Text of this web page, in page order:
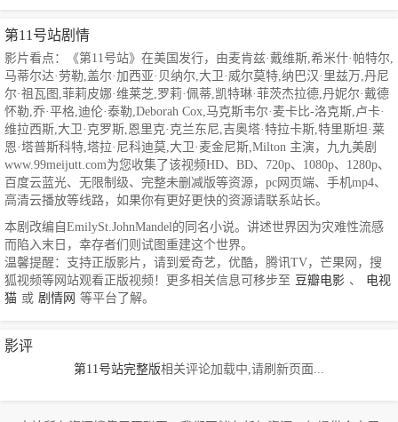
第11号站剧情
影片看点：《第11号站》在美国发行，由麦肯兹·戴维斯,希米什·帕特尔,
马蒂尔达·劳勒,盖尔·加西亚·贝纳尔,大卫·威尔莫特,纳巴汉·里兹万,丹尼
尔·祖瓦图,菲莉皮娜·维莱芝,罗莉·佩蒂,凯特琳·菲茨杰拉德,丹妮尔·戴德
怀勒,乔·平格,迪伦·泰勒,Deborah Cox,马克斯韦尔·麦卡比-洛克斯,卢卡·
维拉西斯,大卫·克罗斯,恩里克·克兰东尼,吉奥塔·特拉卡斯,特里斯坦·莱
恩·塔普斯科特,塔拉·尼科迪莫,大卫·麦金尼斯,Milton 主演，九九美剧
www.99meijutt.com为您收集了该视频HD、BD、720p、1080p、1280p、
百度云蓝光、无限制级、完整未删减版等资源，pc网页端、手机mp4、
高清云播放等线路，如果你有更好更快的资源请联系站长。
本剧改编自EmilySt.JohnMandel的同名小说。讲述世界因为灾难性流感
而陷入末日，幸存者们则试图重建这个世界。
温馨提醒：支持正版影片，请到爱奇艺，优酷，腾讯TV，芒果网，搜
狐视频等网站观看正版视频！更多相关信息可移步至 豆瓣电影 、
电视
猫 或 剧情网 等平台了解。
影评
第11号站完整版相关评论加载中,请刷新页面...